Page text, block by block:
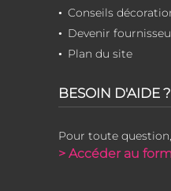
Conseils
Devenir
Plan du site
BESOIN D'AIDE ?
Pour toute
> Accéder au